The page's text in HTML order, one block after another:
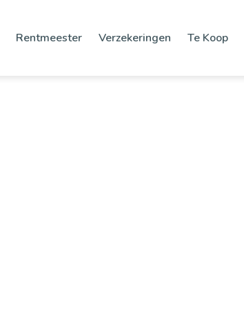
Rentmeester Verzekeringen Te Koop